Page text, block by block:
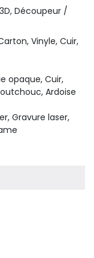
Découpeur /
Vinyle, Cuir,
opaque, Cuir,
Ardoise
Gravure laser,